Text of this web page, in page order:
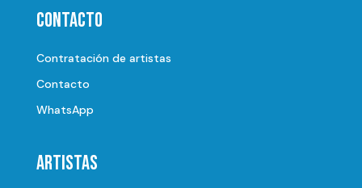
Contacto
Contratación de artistas
Contacto
WhatsApp
Artistas